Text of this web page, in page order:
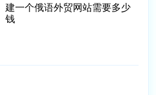
建一个俄语外贸网站需要多少
钱